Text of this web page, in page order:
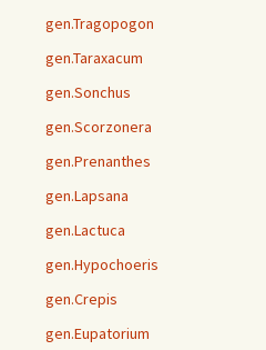
gen.Tragopogon
gen.Taraxacum
gen.Sonchus
gen.Scorzonera
gen.Prenanthes
gen.Lapsana
gen.Lactuca
gen.Hypochoeris
gen.Crepis
gen.Eupatorium